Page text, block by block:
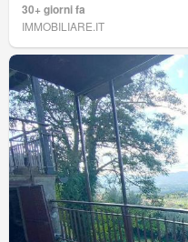
30+ giorni fa
IMMOBILIARE.IT